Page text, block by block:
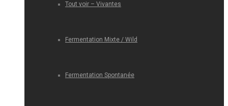
Tout voir – Vivantes
Fermentation Mixte / Wild
Fermentation Spontanée